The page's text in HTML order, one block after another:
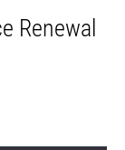
Renewal